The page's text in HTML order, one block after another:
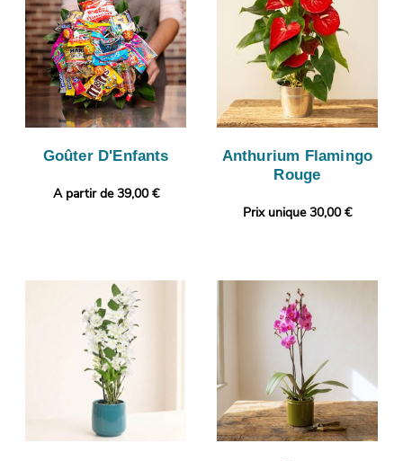
Goûter D'Enfants
A partir de 39,00 €
Anthurium Flamingo
Rouge
Prix unique 30,00 €